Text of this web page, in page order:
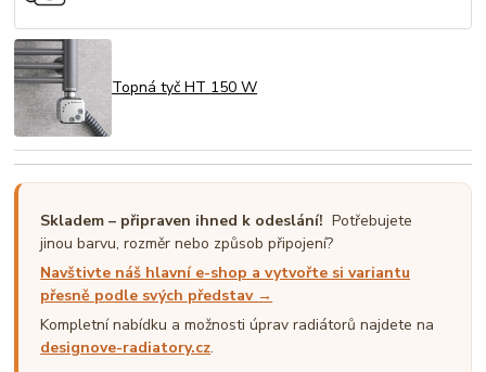
Topná tyč HT 150 W
Skladem – připraven ihned k odeslání! Potřebujete
jinou barvu, rozměr nebo způsob připojení?
Navštivte náš hlavní e-shop a vytvořte si variantu
přesně podle svých představ →
Kompletní nabídku a možnosti úprav radiátorů najdete na
designove-radiatory.cz.